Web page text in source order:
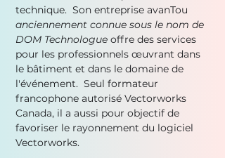
technique. Son entreprise avanTou
anciennement connue sous le nom de
DOM Technologue offre des services
pour les professionnels œuvrant dans
le bâtiment et dans le domaine de
l'événement. Seul formateur
francophone autorisé Vectorworks
Canada, il a aussi pour objectif de
favoriser le rayonnement du logiciel
Vectorworks.